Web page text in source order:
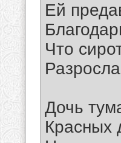
Ей
Что
Дочь
Красных